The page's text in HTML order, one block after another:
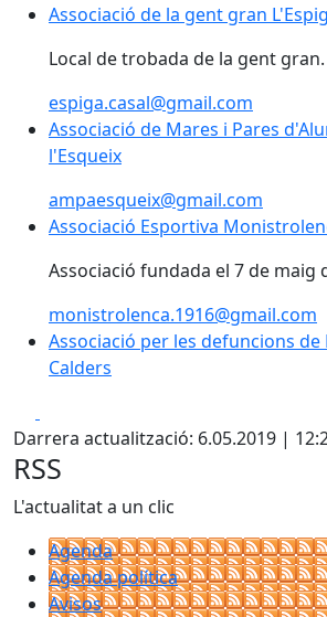
Associació de la gent gran
Associació de la gent gran
Local de trobada de la gent gran.
espiga.casal@gmail.com
Associació de Mares i Pares
Associació de Mares i Pares
l'Esqueix
ampaesqueix@gmail.com
Associació Esportiva
Associació Esportiva
Associació fundada el 7 de maig
monistrolenca.1916@gmail.com
Associació per les defuncions
Calders
Darrera actualització: 6.05.2019 |
RSS
L'actualitat a un clic
Agenda
Agenda política
Avisos